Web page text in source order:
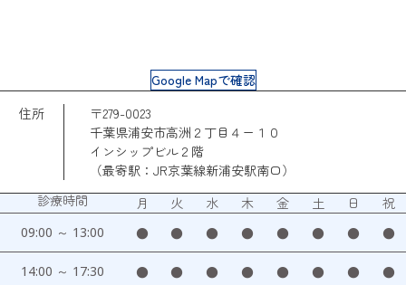
Google Mapで確認
住所
〒279-0023
千葉県浦安市高洲２丁目４ー１０
インシップビル２階
（最寄駅：JR京葉線新浦安駅南口）
診療時間
月 火 水 木 金 土 日 祝
09:00 ～ 13:00 ● ● ● ● ● ● ● ●
14:00 ～ 17:30 ● ● ● ● ● ● ● ●